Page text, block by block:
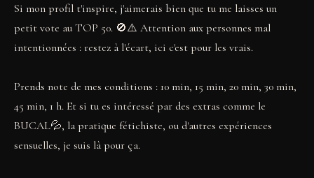
Si mon profil t'inspire, j'aimerais bien que tu me laisses un
petit vote au TOP 50. 🚫⚠️ Attention aux personnes mal
intentionnées : restez à l'écart, ici c'est pour les vrais.
Prends note de mes conditions : 10 min, 15 min, 20 min, 30 min,
45 min, 1 h. Et si tu es intéressé par des extras comme le
BUCAL💦, la pratique fétichiste, ou d'autres expériences
sensuelles, je suis là pour ça.